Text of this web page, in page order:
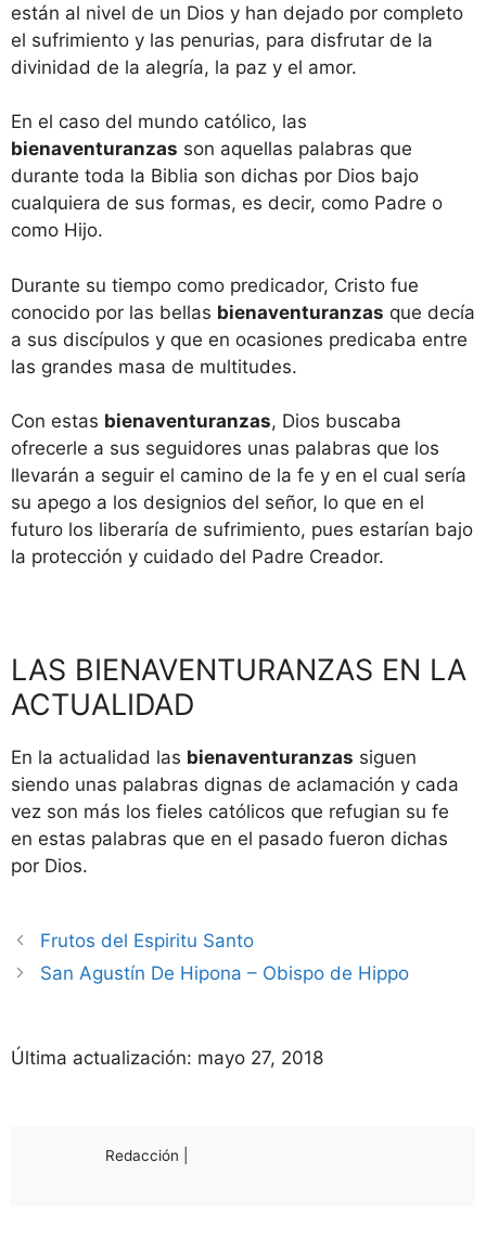
están al nivel de un Dios y han dejado por completo
el sufrimiento y las penurias, para disfrutar de la
divinidad de la alegría, la paz y el amor.
En el caso del mundo católico, las
bienaventuranzas son aquellas palabras que
durante toda la Biblia son dichas por Dios bajo
cualquiera de sus formas, es decir, como Padre o
como Hijo.
Durante su tiempo como predicador, Cristo fue
conocido por las bellas bienaventuranzas que decía
a sus discípulos y que en ocasiones predicaba entre
las grandes masa de multitudes.
Con estas bienaventuranzas, Dios buscaba
ofrecerle a sus seguidores unas palabras que los
llevarán a seguir el camino de la fe y en el cual sería
su apego a los designios del señor, lo que en el
futuro los liberaría de sufrimiento, pues estarían bajo
la protección y cuidado del Padre Creador.
LAS BIENAVENTURANZAS EN LA
ACTUALIDAD
En la actualidad las bienaventuranzas siguen
siendo unas palabras dignas de aclamación y cada
vez son más los fieles católicos que refugian su fe
en estas palabras que en el pasado fueron dichas
por Dios.
Frutos del Espiritu Santo
San Agustín De Hipona – Obispo de Hippo
Última actualización: mayo 27, 2018
Redacción |